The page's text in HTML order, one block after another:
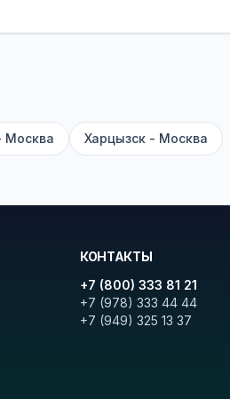
цену. Кнопка «Детали рейса»
Москва Харцызск - Москва
КОНТАКТЫ
+7 (800) 333 81 21
+7 (978) 333 44 44
+7 (949) 325 13 37